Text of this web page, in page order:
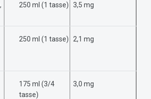
250 ml (1 tasse) 3,5 mg
250 ml (1 tasse) 2,1 mg
175 ml (3/4
tasse)
3,0 mg